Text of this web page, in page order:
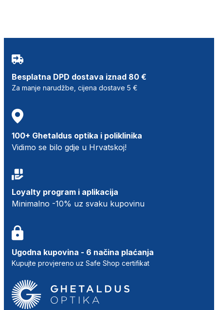
Besplatna DPD dostava iznad 80 €
Za manje narudžbe, cijena dostave 5 €
100+ Ghetaldus optika i poliklinika
Vidimo se bilo gdje u Hrvatskoj!
Loyalty program i aplikacija
Minimalno -10% uz svaku kupovinu
Ugodna kupovina - 6 načina plaćanja
Kupujte provjereno uz Safe Shop certifikat